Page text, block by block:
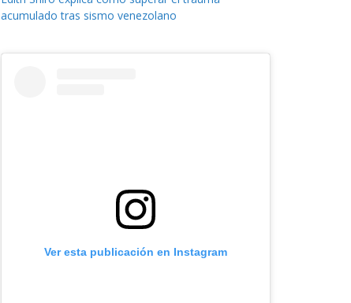
acumulado tras sismo venezolano
Ver esta publicación en Instagram